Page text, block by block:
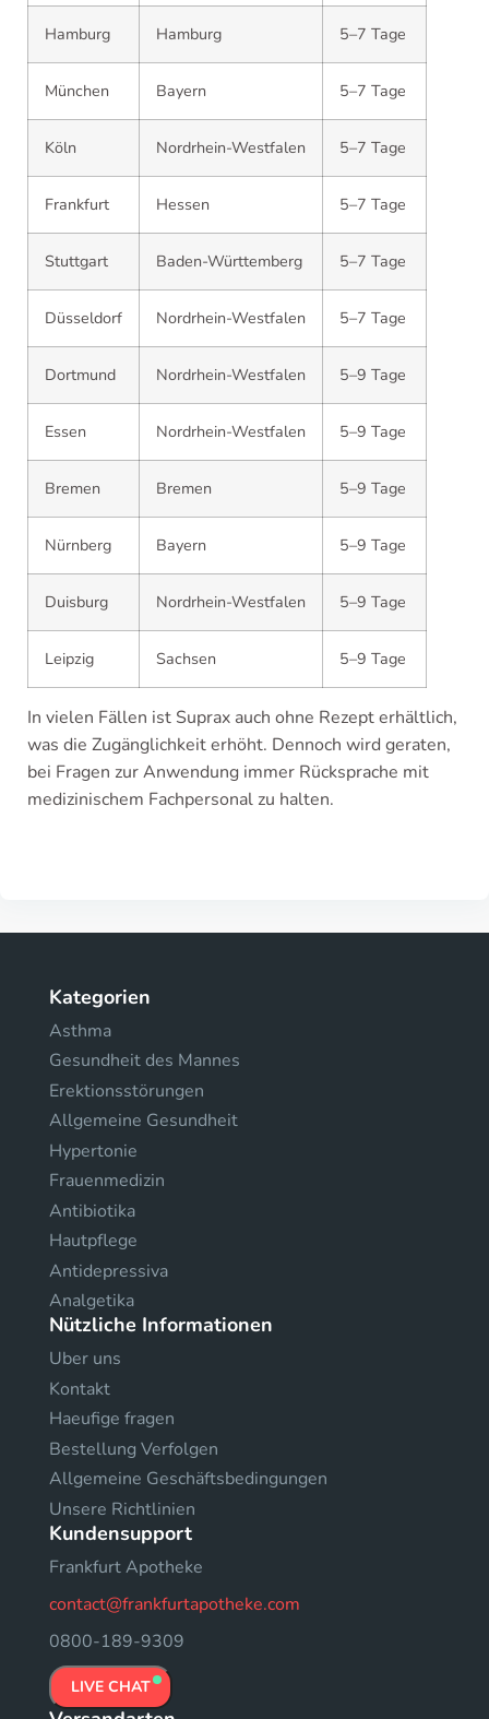
Hamburg Hamburg 5–7 Tage
München Bayern 5–7 Tage
Köln Nordrhein-Westfalen 5–7 Tage
Frankfurt Hessen 5–7 Tage
Stuttgart Baden-Württemberg 5–7 Tage
Düsseldorf Nordrhein-Westfalen 5–7 Tage
Dortmund Nordrhein-Westfalen 5–9 Tage
Essen Nordrhein-Westfalen 5–9 Tage
Bremen Bremen 5–9 Tage
Nürnberg Bayern 5–9 Tage
Duisburg Nordrhein-Westfalen 5–9 Tage
Leipzig Sachsen 5–9 Tage
In vielen Fällen ist Suprax auch ohne Rezept erhältlich,
was die Zugänglichkeit erhöht. Dennoch wird geraten,
bei Fragen zur Anwendung immer Rücksprache mit
medizinischem Fachpersonal zu halten.
Kategorien
Asthma
Gesundheit des Mannes
Erektionsstörungen
Allgemeine Gesundheit
Hypertonie
Frauenmedizin
Antibiotika
Hautpflege
Antidepressiva
Analgetika
Nützliche Informationen
Uber uns
Kontakt
Haeufige fragen
Bestellung Verfolgen
Allgemeine Geschäftsbedingungen
Unsere Richtlinien
Kundensupport
Frankfurt Apotheke
contact@frankfurtapotheke.com
0800-189-9309
LIVE CHAT